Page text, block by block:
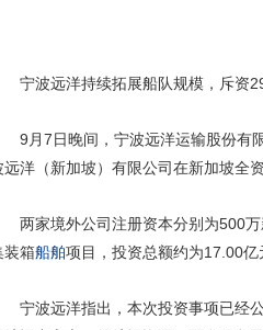
宁波远洋持续拓展船队规模，斥资
9月7日晚间，宁波远洋运输股份有
远洋（新加坡）有限公司在新加坡全
两家境外公司注册资本分别为500
装箱船舶项目，投资总额约为17.00亿
宁波远洋指出，本次投资事项已经